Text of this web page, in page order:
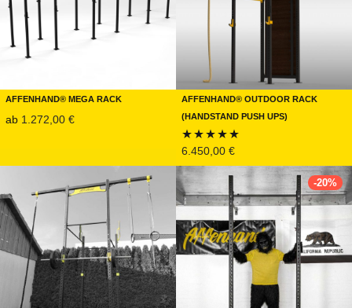
Affenhand® Mega Rack
ab 1.272,00 €
Affenhand® Outdoor Rack
(Handstand Push Ups)
Bewertet mit
5.00
von 5
6.450,00 €
-20%